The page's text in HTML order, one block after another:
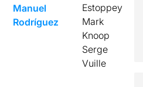
Manuel
Rodríguez
Estoppey
Mark
Knoop
Serge
Vuille